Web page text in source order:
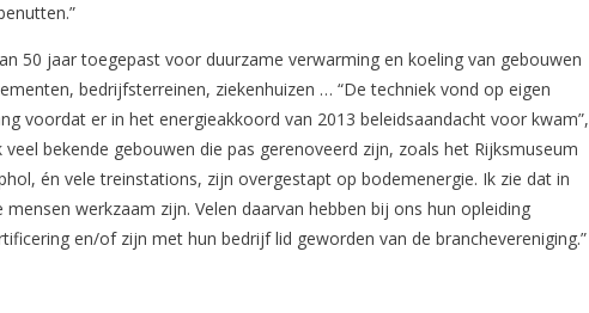
50 jaar toegepast voor duurzame verwarming en koeling van gebouwen
bedrijfsterreinen, ziekenhuizen … “De techniek vond op eigen
voordat er in het energieakkoord van 2013 beleidsaandacht voor kwam”,
veel bekende gebouwen die pas gerenoveerd zijn, zoals het Rijksmuseum
én vele treinstations, zijn overgestapt op bodemenergie. Ik zie dat in
werkzaam zijn. Velen daarvan hebben bij ons hun opleiding
en/of zijn met hun bedrijf lid geworden van de branchevereniging.”